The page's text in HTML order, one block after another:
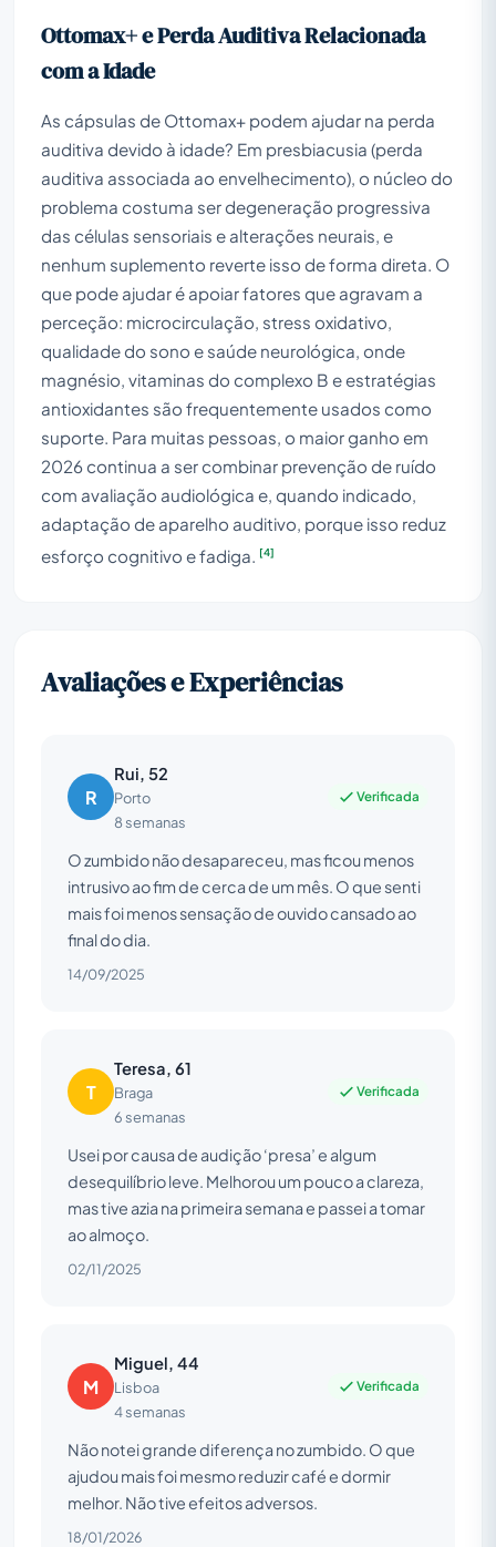
Ottomax+ e Perda Auditiva Relacionada
com a Idade
As cápsulas de Ottomax+ podem ajudar na perda
auditiva devido à idade? Em presbiacusia (perda
auditiva associada ao envelhecimento), o núcleo do
problema costuma ser degeneração progressiva
das células sensoriais e alterações neurais, e
nenhum suplemento reverte isso de forma direta. O
que pode ajudar é apoiar fatores que agravam a
perceção: microcirculação, stress oxidativo,
qualidade do sono e saúde neurológica, onde
magnésio, vitaminas do complexo B e estratégias
antioxidantes são frequentemente usados como
suporte. Para muitas pessoas, o maior ganho em
2026 continua a ser combinar prevenção de ruído
com avaliação audiológica e, quando indicado,
adaptação de aparelho auditivo, porque isso reduz
esforço cognitivo e fadiga.
[4]
Avaliações e Experiências
R
Rui, 52
Porto
8 semanas
Verificada
O zumbido não desapareceu, mas ficou menos
intrusivo ao fim de cerca de um mês. O que senti
mais foi menos sensação de ouvido cansado ao
final do dia.
14/09/2025
T
Teresa, 61
Braga
6 semanas
Verificada
Usei por causa de audição ‘presa’ e algum
desequilíbrio leve. Melhorou um pouco a clareza,
mas tive azia na primeira semana e passei a tomar
ao almoço.
02/11/2025
M
Miguel, 44
Lisboa
4 semanas
Verificada
Não notei grande diferença no zumbido. O que
ajudou mais foi mesmo reduzir café e dormir
melhor. Não tive efeitos adversos.
18/01/2026